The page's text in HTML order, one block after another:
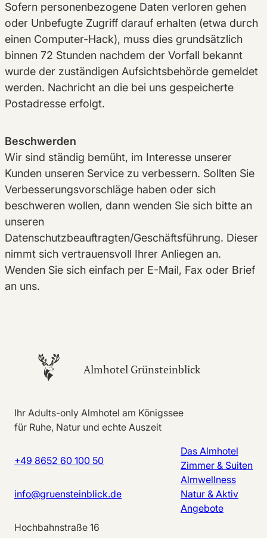
Sofern personenbezogene Daten verloren gehen
oder Unbefugte Zugriff darauf erhalten (etwa durch
einen Computer-Hack), muss dies grundsätzlich
binnen 72 Stunden nachdem der Vorfall bekannt
wurde der zuständigen Aufsichtsbehörde gemeldet
werden. Nachricht an die bei uns gespeicherte
Postadresse erfolgt.
Beschwerden
Wir sind ständig bemüht, im Interesse unserer
Kunden unseren Service zu verbessern. Sollten Sie
Verbesserungsvorschläge haben oder sich
beschweren wollen, dann wenden Sie sich bitte an
unseren
Datenschutzbeauftragten/Geschäftsführung. Dieser
nimmt sich vertrauensvoll Ihrer Anliegen an.
Wenden Sie sich einfach per E-Mail, Fax oder Brief
an uns.
Almhotel Grünsteinblick
Ihr Adults-only Almhotel am Königssee
für Ruhe, Natur und echte Auszeit
+49 8652 60 100 50
info@gruensteinblick.de
Hochbahnstraße 16
Das Almhotel
Zimmer & Suiten
Almwellness
Natur & Aktiv
Angebote